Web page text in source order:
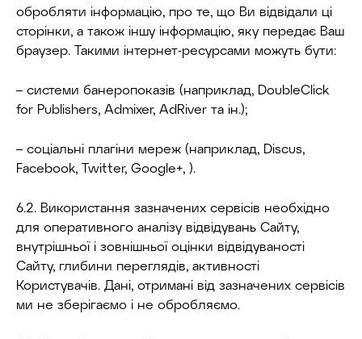
обробляти інформацію, про те, що Ви відвідали ці
сторінки, а також іншу інформацію, яку передає Ваш
браузер. Такими інтернет-ресурсами можуть бути:
– системи банеропоказів (наприклад, DoubleClick
for Publishers, Admixer, AdRiver та ін.);
– соціальні плагіни мереж (наприклад, Discus,
Facebook, Twitter, Google+, ).
6.2. Використання зазначених сервісів необхідно
для оперативного аналізу відвідувань Сайту,
внутрішньої і зовнішньої оцінки відвідуваності
Сайту, глибини переглядів, активності
Користувачів. Дані, отримані від зазначених сервісів
ми не зберігаємо і не обробляємо.